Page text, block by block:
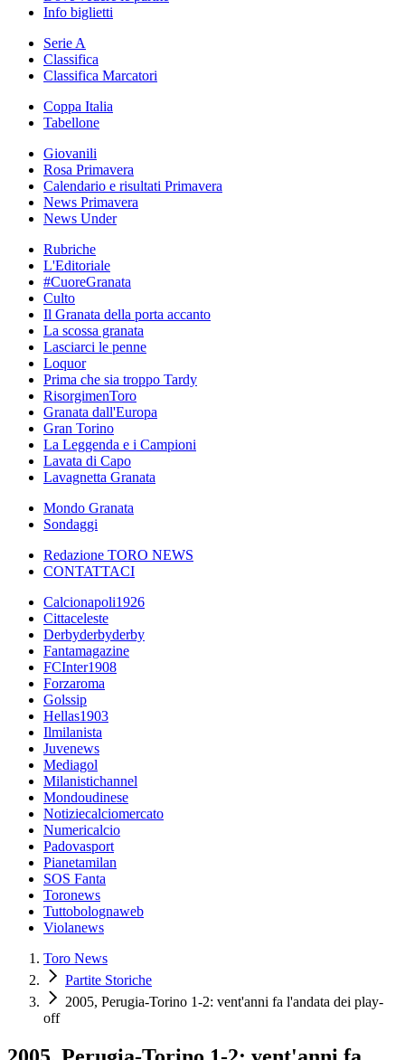
Info biglietti
Serie A
Classifica
Classifica Marcatori
Coppa Italia
Tabellone
Giovanili
Rosa Primavera
Calendario e risultati Primavera
News Primavera
News Under
Rubriche
L'Editoriale
#CuoreGranata
Culto
Il Granata della porta accanto
La scossa granata
Lasciarci le penne
Loquor
Prima che sia troppo Tardy
RisorgimenToro
Granata dall'Europa
Gran Torino
La Leggenda e i Campioni
Lavata di Capo
Lavagnetta Granata
Mondo Granata
Sondaggi
Redazione TORO NEWS
CONTATTACI
Calcionapoli1926
Cittaceleste
Derbyderbyderby
Fantamagazine
FCInter1908
Forzaroma
Golssip
Hellas1903
Ilmilanista
Juvenews
Mediagol
Milanistichannel
Mondoudinese
Notiziecalciomercato
Numericalcio
Padovasport
Pianetamilan
SOS Fanta
Toronews
Tuttobolognaweb
Violanews
Toro News
Partite Storiche
2005, Perugia-Torino 1-2: vent'anni fa l'andata dei play-
off